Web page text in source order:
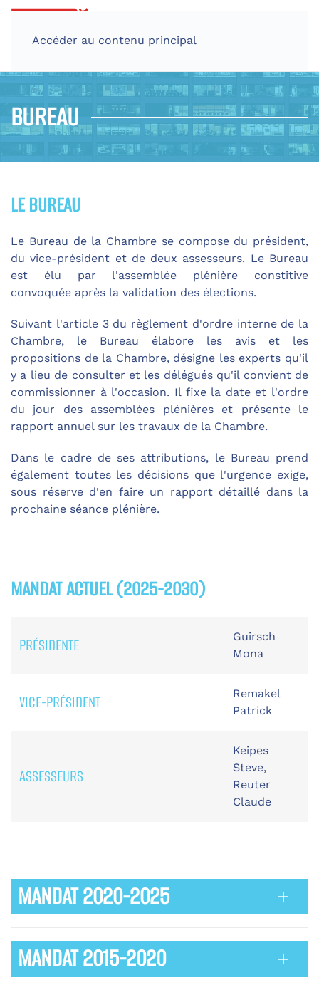
Accéder au contenu principal
BUREAU
LE BUREAU
Le Bureau de la Chambre se compose du président,
du vice-président et de deux assesseurs. Le Bureau
est élu par l'assemblée plénière constitive
convoquée après la validation des élections.
Suivant l'article 3 du règlement d'ordre interne de la
Chambre, le Bureau élabore les avis et les
propositions de la Chambre, désigne les experts qu'il
y a lieu de consulter et les délégués qu'il convient de
commissionner à l'occasion. Il fixe la date et l'ordre
du jour des assemblées plénières et présente le
rapport annuel sur les travaux de la Chambre.
Dans le cadre de ses attributions, le Bureau prend
également toutes les décisions que l'urgence exige,
sous réserve d'en faire un rapport détaillé dans la
prochaine séance plénière.
MANDAT ACTUEL (2025-2030)
PRÉSIDENTE
Guirsch
Mona
VICE-PRÉSIDENT
Remakel
Patrick
ASSESSEURS
Keipes
Steve,
Reuter
Claude
MANDAT 2020-2025
MANDAT 2015-2020